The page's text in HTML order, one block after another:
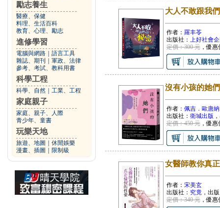
勵志養生
醫療、保健
料理、生活百科
教育、心理、勵志
進修學習
電腦與網路
語言工具
雜誌、期刊
軍政、法律
參考、考試、教科用書
科學工程
科學、自然 工業、工程
家庭親子
家庭、親子、人際
青少年、童書
玩樂天地
旅遊、地圖
休閒娛樂
漫畫、插圖
限制級
大人不敢跟我
作者： 羅丰苓
出版社： 上好社會
定價：300 元，優惠
沒有小孩的她
作者： 佩吉．歐唐
出版社： 衛城出版
定價：450 元，優惠
女醫師教你真
作者： 宋美玄
出版社： 究竟，出
定價：340 元，優惠